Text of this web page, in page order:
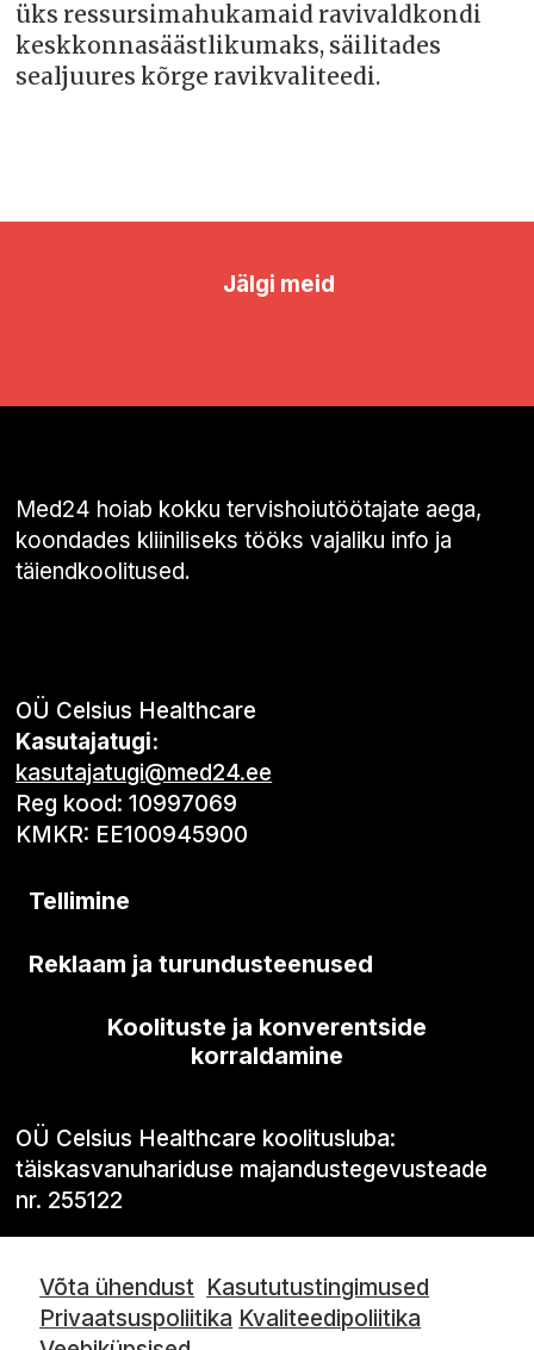
üks ressursimahukamaid ravivaldkondi
keskkonnasäästlikumaks, säilitades
sealjuures kõrge ravikvaliteedi.
Jälgi meid
Med24 hoiab kokku tervishoiutöötajate aega,
koondades kliiniliseks tööks vajaliku info ja
täiendkoolitused.
OÜ Celsius Healthcare
Kasutajatugi:
kasutajatugi@med24.ee
Reg kood: 10997069
KMKR: EE100945900
Tellimine
Reklaam ja turundusteenused
Koolituste ja konverentside
korraldamine
OÜ Celsius Healthcare koolitusluba:
täiskasvanuhariduse majandustegevusteade
nr. 255122
Võta ühendust Kasututustingimused
Privaatsuspoliitika Kvaliteedipoliitika